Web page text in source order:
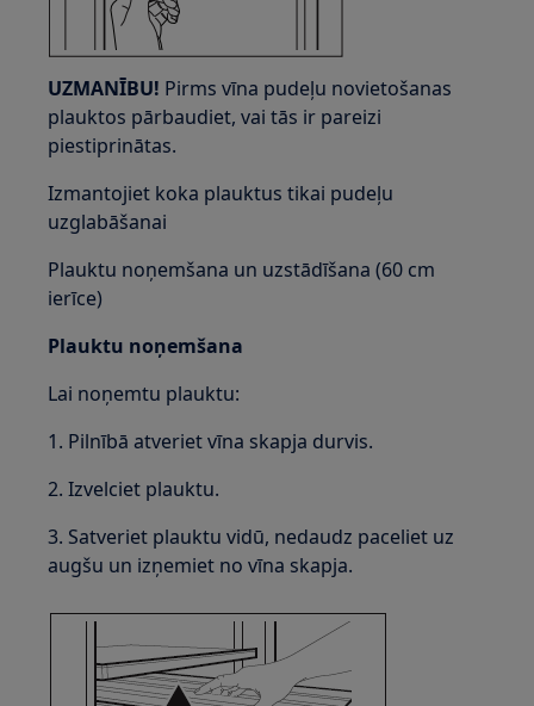
UZMANĪBU! Pirms vīna pudeļu novietošanas
plauktos pārbaudiet, vai tās ir pareizi
piestiprinātas.
Izmantojiet koka plauktus tikai pudeļu
uzglabāšanai
Plauktu noņemšana un uzstādīšana (60 cm
ierīce)
Plauktu noņemšana
Lai noņemtu plauktu:
1. Pilnībā atveriet vīna skapja durvis.
2. Izvelciet plauktu.
3. Satveriet plauktu vidū, nedaudz paceliet uz
augšu un izņemiet no vīna skapja.